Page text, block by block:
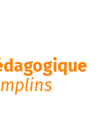
années, avant de
de leur dossier et
Depuis la session